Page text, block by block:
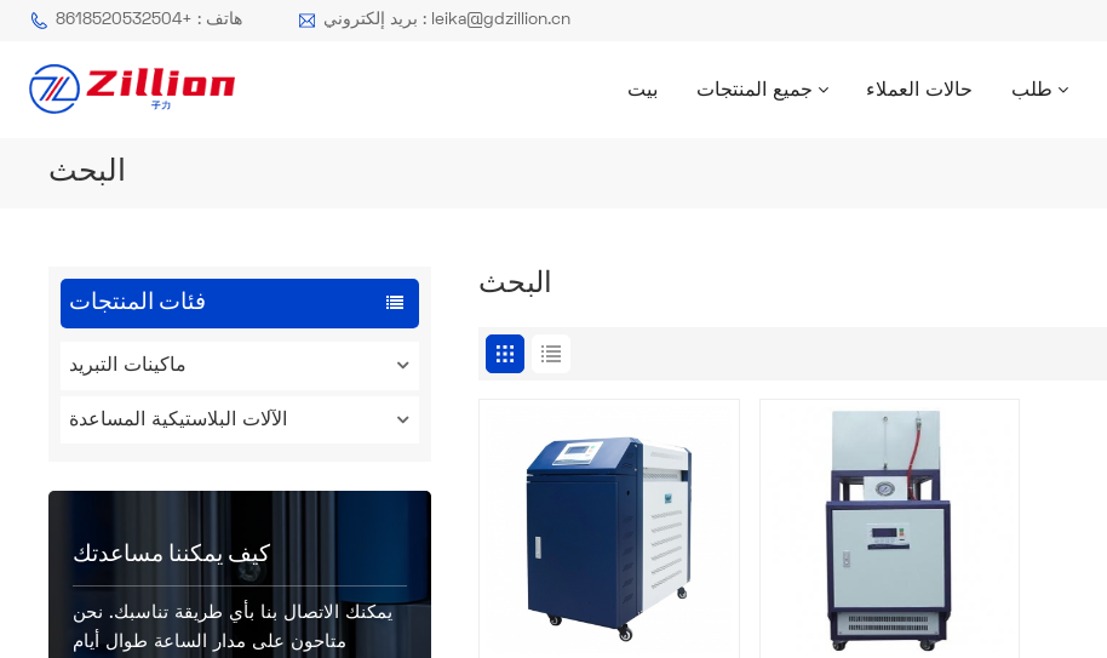
هاتف : +8618520532504 بريد إلكتروني : leika@gdzillion.cn
بيت جميع المنتجات حالات العملاء طلب
البحث
فئات المنتجات
ماكينات التبريد
الآلات البلاستيكية المساعدة
كيف يمكننا مساعدتك
يمكنك الاتصال بنا بأي طريقة تناسبك. نحن
متاحون على مدار الساعة طوال أيام
البحث